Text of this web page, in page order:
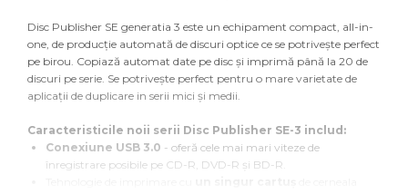
Disc Publisher SE generatia 3 este un echipament compact, all-in-
one, de producție automată de discuri optice ce se potrivește perfect
pe birou. Copiază automat date pe disc și imprimă până la 20 de
discuri pe serie. Se potrivește perfect pentru o mare varietate de
aplicații de duplicare in serii mici și medii.
Caracteristicile noii serii Disc Publisher SE-3 includ:
Conexiune USB 3.0 - oferă cele mai mari viteze de
înregistrare posibile pe CD-R, DVD-R și BD-R.